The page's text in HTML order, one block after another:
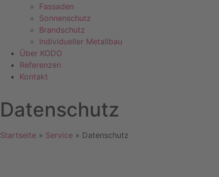
Fassaden
Sonnenschutz
Brandschutz
Individueller Metallbau
Über KODO
Referenzen
Kontakt
Datenschutz
Startseite » Service » Datenschutz